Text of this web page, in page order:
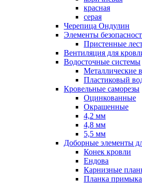
красная
серая
Черепица Ондулин
Элементы
Пристенные
Вентиляция для
Водосточные системы
Металлические
Пластиковый
Кровельные саморезы
Оцинкованные
Окрашенные
4,2 мм
4,8 мм
5,5 мм
Доборные элементы
Конек кровли
Ендова
Карнизные
Планка